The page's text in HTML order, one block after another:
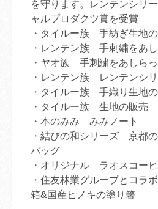
を守ります。レンテンシリ
ャルプロダクツ賞を受賞
・タイルー族 手紡ぎ生地
・レンテン族 手刺繍をあ
・ヤオ族 手刺繍をあしら
・レンテン族 レンテンシ
・タイルー族 手織り生地
・タイルー族 生地の販売
・本のみみ みみノート
・結びの和シリーズ 京都
バッグ
・オリジナル ラオスコー
・住友林業グループとコラ
箱&国産ヒノキの塗り箸